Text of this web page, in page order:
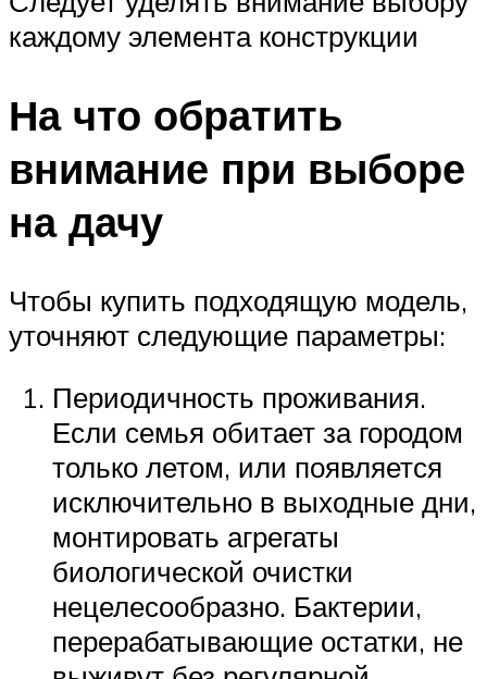
каждому элемента конструкции
На что обратить
внимание при выборе
на дачу
Чтобы купить подходящую модель,
уточняют следующие параметры:
Периодичность проживания.
Если семья обитает за городом
только летом, или появляется
исключительно в выходные дни,
монтировать агрегаты
биологической очистки
нецелесообразно. Бактерии,
перерабатывающие остатки, не